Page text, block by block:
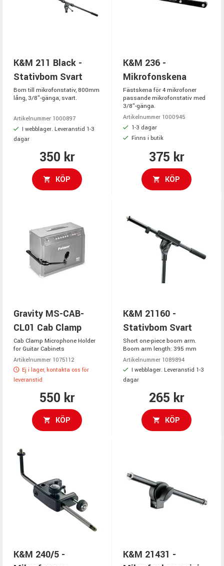
K&M 211 Black -
Stativbom Svart
Bom till mikrofonstativ, 800mm
lång, 3/8"-gänga, svart.
Artikelnummer 1000897
I webblager. Leveranstid 1-3
dagar
350 kr
KÖP
K&M 236 -
Mikrofonskena
Fästskena för 4 mikrofoner
passande mikrofonstativ med
3/8"-gänga.
Artikelnummer 1000945
1-3 dagar
Finns i butik
375 kr
KÖP
Gravity MS-CAB-
CL01 Cab Clamp
Cab Clamp Microphone Holder
for Guitar Cabinets
Artikelnummer 1075112
Ej i lager, kontakta oss för
leveranstid
550 kr
KÖP
K&M 21160 -
Stativbom Svart
Short one-piece boom arm.
Boom arm length: 395 mm
Artikelnummer 1089894
I webblager. Leveranstid 1-3
dagar
265 kr
KÖP
K&M 240/5 -
K&M 21431 -